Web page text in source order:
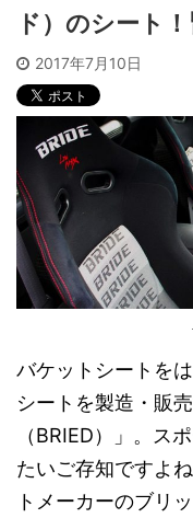
ド）のシート
2017年7月10日
バケットシートを
シートを製造・販
（BRIED）」。ス
たいご存知ですよ
トメーカーのブリ